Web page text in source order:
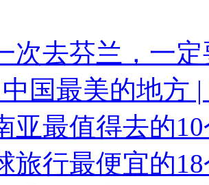
次去芬兰，一
国最美的地方
亚最值得去的
旅行最便宜的